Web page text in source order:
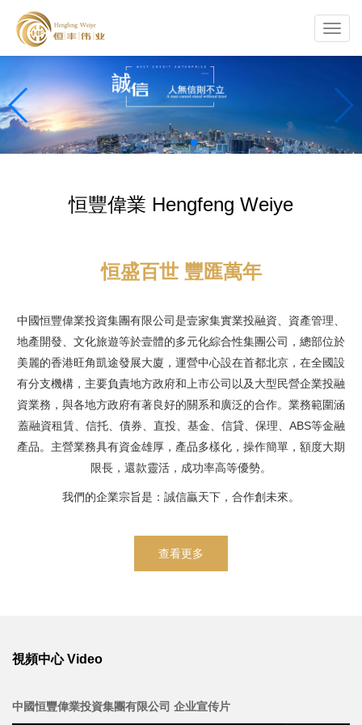
恒豐偉業 Hengfeng Weiye
恒盛百世 豐匯萬年
中國恒豐偉業投資集團有限公司是壹家集實業投融資、資產管理、
地產開發、文化旅遊等於壹體的多元化綜合性集團公司，總部位於
美麗的香港旺角凱途發展大廈，運營中心設在首都北京，在全國設
有分支機構，主要負責地方政府和上市公司以及大型民營企業投融
資業務，與各地方政府有著良好的關系和廣泛的合作。業務範圍涵
蓋融資租賃、信托、債券、直投、基金、信貸、保理、ABS等金融
產品。主營業務具有資金雄厚，產品多樣化，操作簡單，額度大期
限長，還款靈活，成功率高等優勢。
我們的企業宗旨是：誠信贏天下，合作創未來。
查看更多
視頻中心 Video
中國恒豐偉業投資集團有限公司 企业宣传片